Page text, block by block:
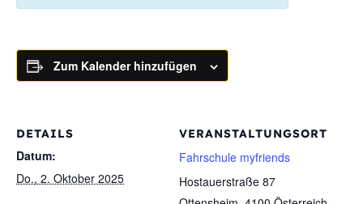
Zum Kalender hinzufügen
DETAILS
Datum:
Do., 2. Oktober 2025
VERANSTALTUNGSORT
Fahrschule myfriends
Hostauerstraße 87